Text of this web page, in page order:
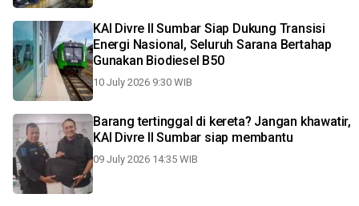
KAI Divre II Sumbar Siap Dukung Transisi
Energi Nasional, Seluruh Sarana Bertahap
Gunakan Biodiesel B50
10 July 2026 9:30 WIB
Barang tertinggal di kereta? Jangan khawatir,
KAI Divre II Sumbar siap membantu
09 July 2026 14:35 WIB